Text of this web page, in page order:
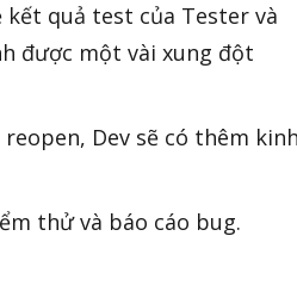
quả test của Tester và
được một vài xung đột
reopen, Dev sẽ có thêm
thử và báo cáo bug.